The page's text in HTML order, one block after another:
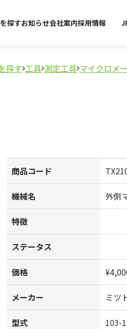
探すお知らせ会社案内採用情報
探す 工具 測定工具 マイクロメ
商品コード
機械名 外側
特徴
ステータス
価格
メーカー ミツ
型式 103-